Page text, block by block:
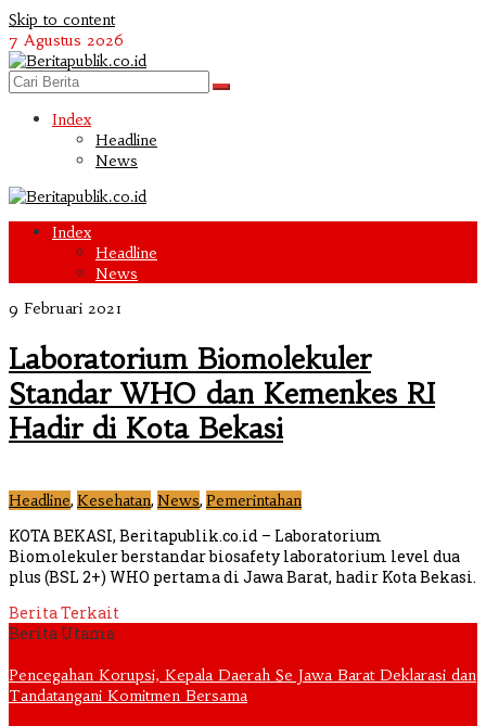
Skip to content
7 Agustus 2026
Index
Headline
News
Index
Headline
News
9 Februari 2021
Laboratorium Biomolekuler
Standar WHO dan Kemenkes RI
Hadir di Kota Bekasi
Headline, Kesehatan, News, Pemerintahan
KOTA BEKASI, Beritapublik.co.id – Laboratorium
Biomolekuler berstandar biosafety laboratorium level dua
plus (BSL 2+) WHO pertama di Jawa Barat, hadir Kota Bekasi.
Berita Terkait
Berita Utama
Pencegahan Korupsi, Kepala Daerah Se Jawa Barat Deklarasi dan
Tandatangani Komitmen Bersama